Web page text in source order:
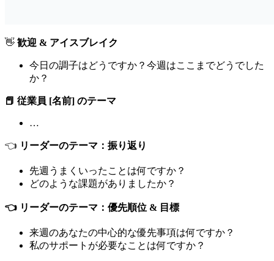
👋 歓迎 & アイスブレイク
今日の調子はどうですか？今週はここまでどうでした
か？
📕 従業員 [名前] のテーマ
…
👈 リーダーのテーマ：振り返り
先週うまくいったことは何ですか？
どのような課題がありましたか？
👈 リーダーのテーマ：優先順位 & 目標
来週のあなたの中心的な優先事項は何ですか？
私のサポートが必要なことは何ですか？